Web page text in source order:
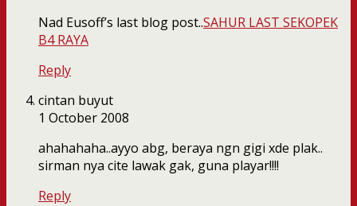
Nad Eusoff’s last blog post..SAHUR LAST SEKOPEK
B4 RAYA
Reply
cintan buyut
1 October 2008
ahahahaha..ayyo abg, beraya ngn gigi xde plak..
sirman nya cite lawak gak, guna playar!!!!
Reply